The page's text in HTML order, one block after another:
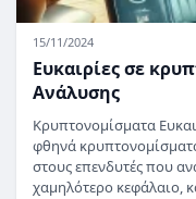
15/11/2024
Ευκαιρίες σε
Ανάλυσης
Κρυπτονομίσματα
φθηνά
στους επενδυτές που
χαμηλότερο κεφάλαιο,